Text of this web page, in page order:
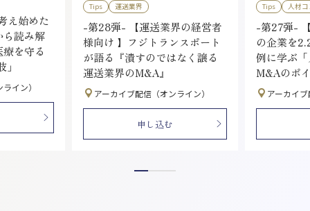
え始めた
ら読み解
を守る
イン）
Tips 運送業界
-第28弾- 【運送業界の経営者
様向け 】フジトランスポート
が語る『潰すのではなく譲る
運送業界のM&A』
アーカイブ配信（オンライン）
申し込む
Tips 人材
-第27弾-
の企業を
例に学ぶ
M&Aのポ
アーカイ